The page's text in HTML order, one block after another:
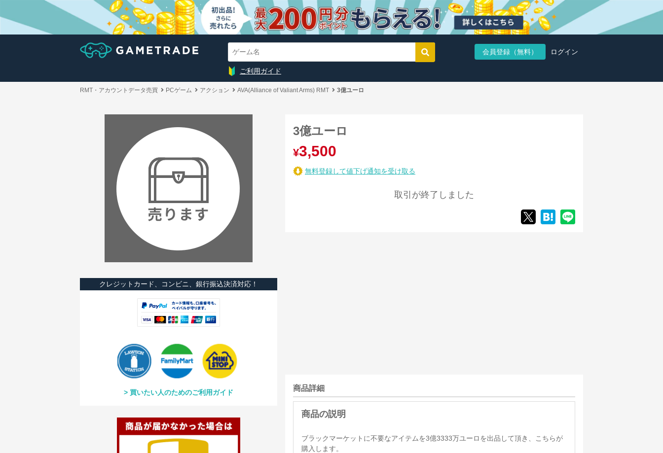
会員登録（無料） ログイン
ご利用ガイド
RMT・アカウントデータ売買 PCゲーム アクション AVA(Alliance of Valiant Arms) RMT 3億ユーロ
クレジットカード、コンビニ、銀行振込決済対応！
買いたい人のためのご利用ガイド
3億ユーロ
¥3,500
無料登録して値下げ通知を受け取る
取引が終了しました
商品詳細
ブラックマーケットに不要なアイテムを3億3333万ユーロを出品して頂き、こちらが
購入します。